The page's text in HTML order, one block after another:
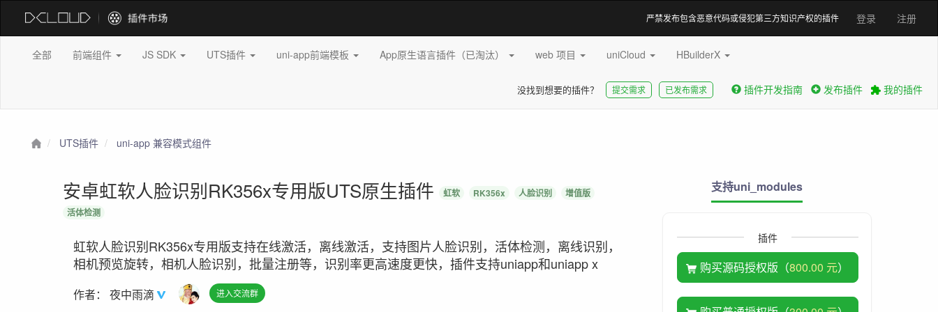
登录 注册
严禁发布包含恶意代码或侵犯第三方知识产权的插件
全部 前端组件 JS SDK UTS插件 uni-app前端模板 App原生语言插件（已淘汰） web 项目 uniCloud HBuilderX
没找到想要的插件？ 提交需求 已发布需求 插件开发指南 发布插件 我的插件
UTS插件 uni-app 兼容模式组件
安卓虹软人脸识别RK356x专用版UTS原生插件 虹软 RK356x 人脸识别
增值版
活体检测
虹软人脸识别RK356x专用版支持在线激活，离线激活，支持图片人脸识别，活体检测，离线识别，
相机预览旋转，相机人脸识别，批量注册等，识别率更高速度更快，插件支持uniapp和uniapp x
作者：夜中雨滴 进入交流群
支持uni_modules
插件
购买源码授权版（800.00 元）